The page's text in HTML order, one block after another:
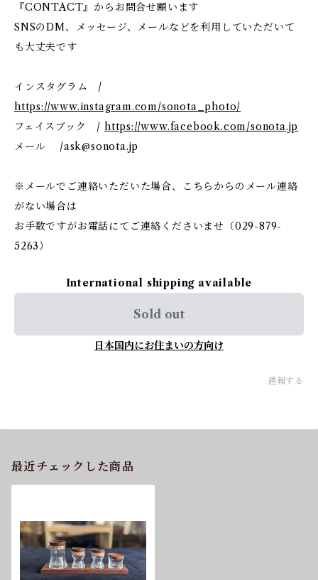
『CONTACT』からお問合せ願います
SNSのDM、メッセージ、メールなどを利用していただいて
も大丈夫です
インスタグラム /
https://www.instagram.com/sonota_photo/
フェイスブック /https://www.facebook.com/sonota.jp
メール /ask@sonota.jp
※メールでご連絡いただいた場合、こちらからのメール連絡
がない場合は
お手数ですがお電話にてご連絡くださいませ（029-879-
5263）
International shipping available
Sold out
日本国内にお住まいの方向け
通報する
最近チェックした商品